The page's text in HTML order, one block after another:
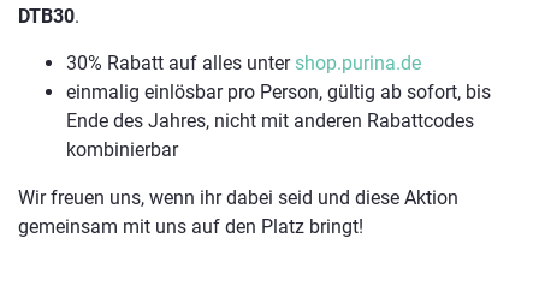
DTB30.
30% Rabatt auf alles unter shop.purina.de
einmalig einlösbar pro Person, gültig ab sofort, bis
Ende des Jahres, nicht mit anderen Rabattcodes
kombinierbar
Wir freuen uns, wenn ihr dabei seid und diese Aktion
gemeinsam mit uns auf den Platz bringt!